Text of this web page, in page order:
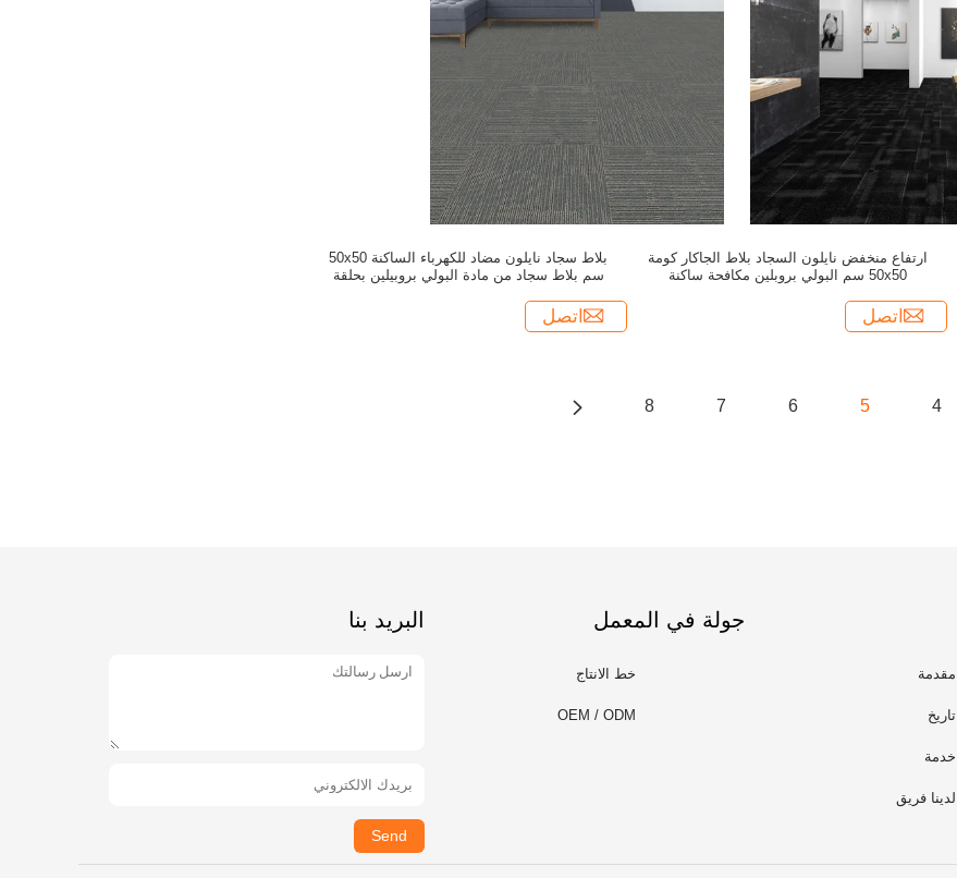
بلاط سجاد نايلون مضاد للكهرباء الساكنة 50x50
سم بلاط سجاد من مادة البولي بروبيلين بحلقة
اتصل
ارتفاع منخفض نايلون السجاد بلاط الجاكار كومة
50x50 سم البولي بروبلين مكافحة ساكنة
اتصل
4
5
6
7
8
مقدمة
تاريخ
خدمة
لدينا فريق
جولة في المعمل
خط الانتاج
OEM / ODM
البريد بنا
Send